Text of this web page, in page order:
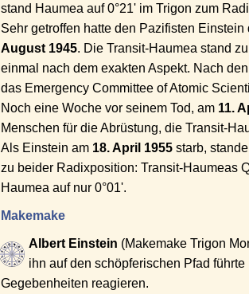
stand Haumea auf 0°21' im Trigon zum
Sehr getroffen hatte den Pazifisten
August 1945. Die Transit-Haumea stand
einmal nach dem exakten Aspekt. Nach
das Emergency Committee of Atomic
Noch eine Woche vor seinem Tod, am 11.
Menschen für die Abrüstung, die Transit-
Als Einstein am 18. April 1955starb,
zu beider Radixposition: Transit-Haumeas
Haumea auf nur 0°01'.
Makemake
Albert Einstein (Makemake Trigon
ihn auf den schöpferischen Pfad
Gegebenheiten reagieren.